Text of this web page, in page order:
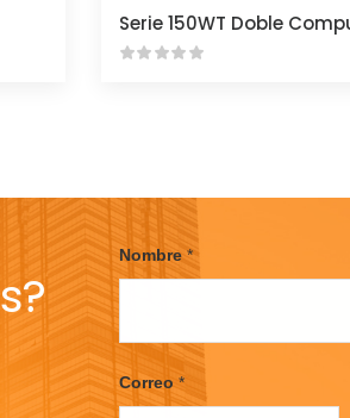
Serie 150WT Doble
Nombre *
r
s
Correo *